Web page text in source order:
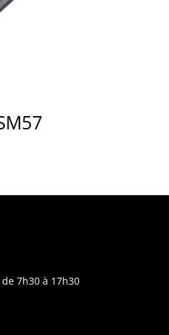
7h30 à 17h30